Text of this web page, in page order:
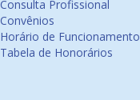
Consulta Profissional
Convênios
Horário de Funcionamento
Tabela de Honorários